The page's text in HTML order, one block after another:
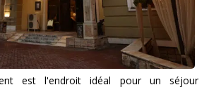
est l'endroit idéal pour un séjour